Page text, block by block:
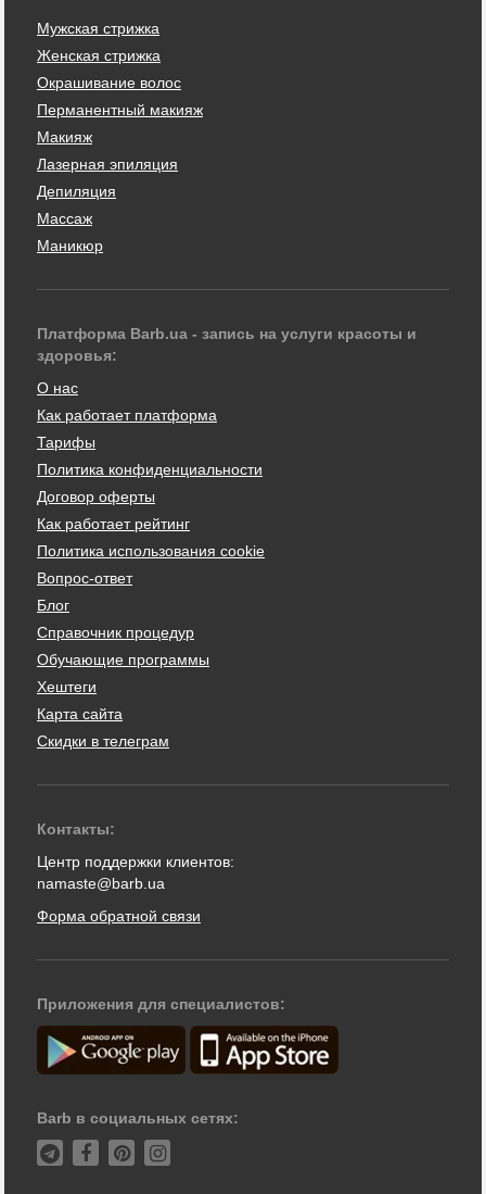
Мужская стрижка
Женская стрижка
Окрашивание волос
Перманентный макияж
Макияж
Лазерная эпиляция
Депиляция
Массаж
Маникюр
Платформа Barb.ua - запись на услуги красоты и
здоровья:
О нас
Как работает платформа
Тарифы
Политика конфиденциальности
Договор оферты
Как работает рейтинг
Политика использования cookie
Вопрос-ответ
Блог
Справочник процедур
Обучающие программы
Хештеги
Карта сайта
Скидки в телеграм
Контакты:
Центр поддержки клиентов:
namaste@barb.ua
Форма обратной связи
Приложения для специалистов:
Barb в социальных сетях: